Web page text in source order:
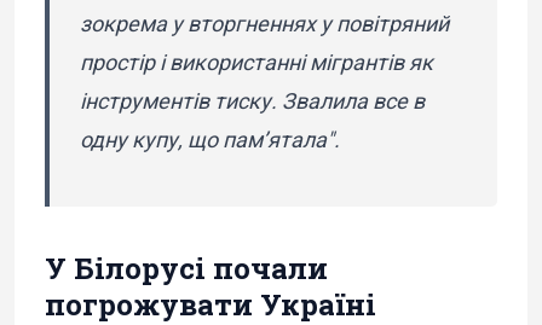
зокрема у вторгненнях у повітряний
простір і використанні мігрантів як
інструментів тиску. Звалила все в
одну купу, що пам’ятала".
У Білорусі почали
погрожувати Україні